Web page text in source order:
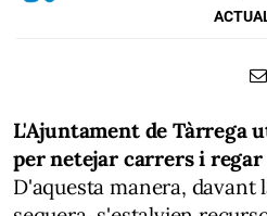
L'Ajuntament de Tàrrega
per netejar carrers i
D'aquesta manera, davant